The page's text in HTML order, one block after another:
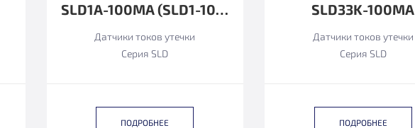
SLD1A-100MА (SLD1-100MA)
Датчики токов утечки
Серия SLD
ПОДРОБНЕЕ
SLD33K-100MА
Датчики токов утечки
Серия SLD
ПОДРОБНЕЕ